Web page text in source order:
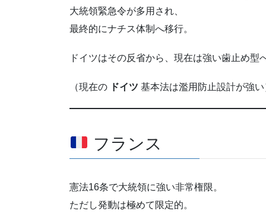
大統領緊急令が多用され、
最終的にナチス体制へ移行。
ドイツはその反省から、現在は強い歯止め型へ
（現在の ドイツ 基本法は濫用防止設計が強い
フランス
憲法16条で大統領に強い非常権限。
ただし発動は極めて限定的。